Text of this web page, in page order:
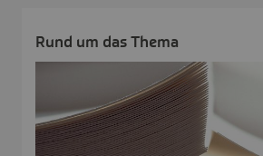
Rund um das Thema